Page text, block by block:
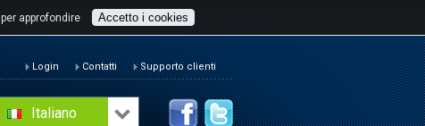
per approfondire Accetto i cookies
Italiano
Login Contatti Supporto clienti